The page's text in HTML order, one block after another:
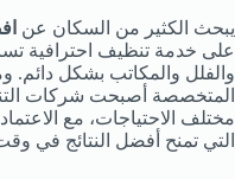
يبحث الكثير من السكان عن
على خدمة تنظيف احترافية
والفلل والمكاتب بشكل دائم.
المتخصصة أصبحت شركات
مختلف الاحتياجات، مع
التي تمنح أفضل النتائج في